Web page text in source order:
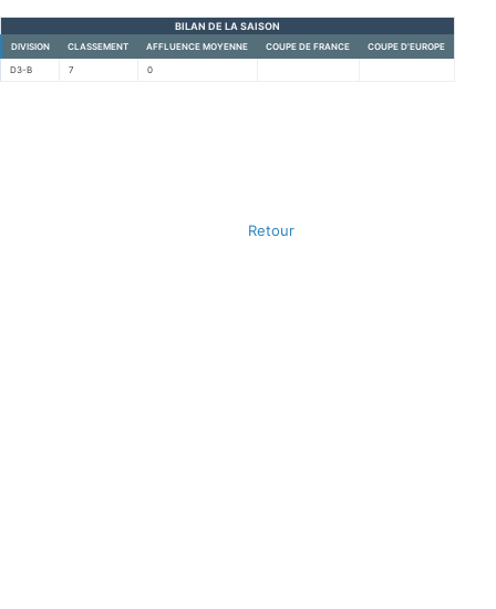
BILAN DE LA SAISON
DIVISION CLASSEMENT AFFLUENCE MOYENNE COUPE DE FRANCE COUPE D'EUROPE
D3-B 7 0
Retour